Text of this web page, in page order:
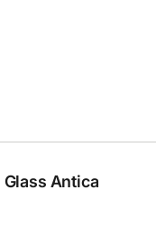
Glass Antica